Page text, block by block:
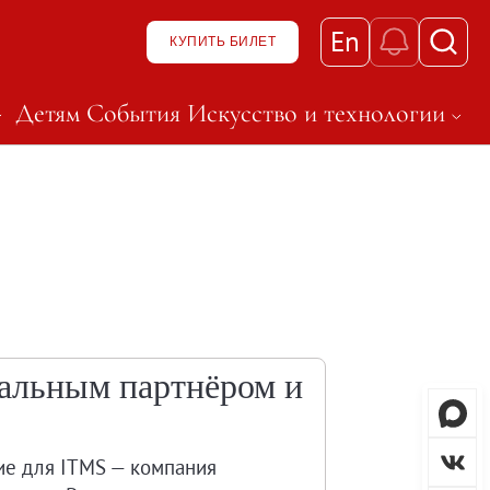
КУПИТЬ БИЛЕТ En
нему
и перейти к нему
чтобы открыть подменю и перейти к нему
Детям События Искусство и технологии
Нажмите Shift, чтобы
партнёром и
для ITMS — компания